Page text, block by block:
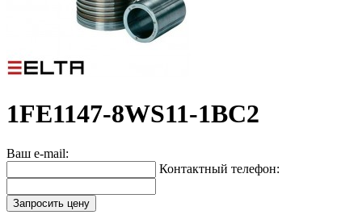
1FE1147-8WS11-1BC2
Ваш e-mail:
Контактный телефон:
Запросить цену